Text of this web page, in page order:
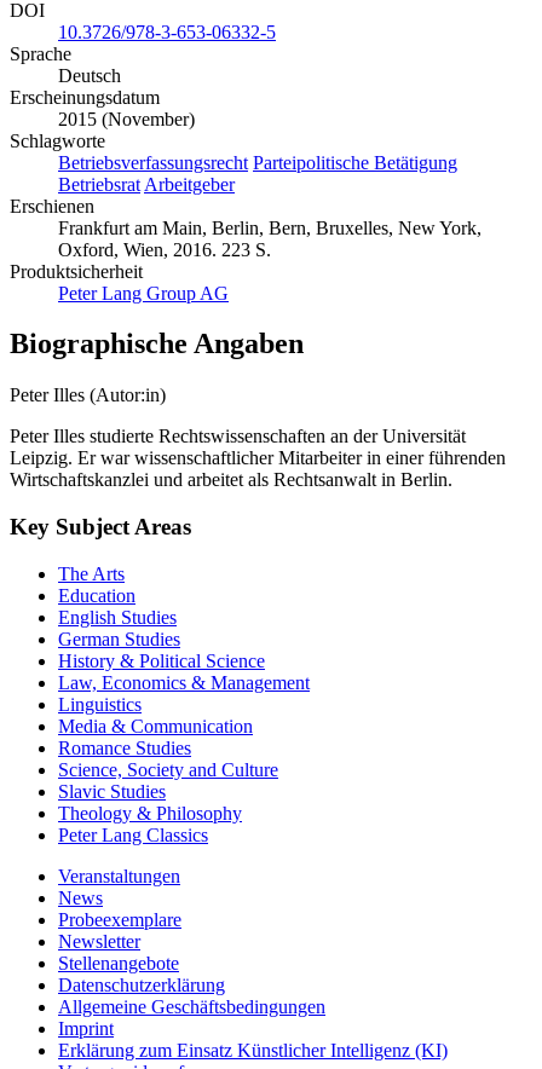
10.3726/978-3-653-06332-5
Sprache
Deutsch
Erscheinungsdatum
2015 (November)
Schlagworte
Betriebsverfassungsrecht
Betriebsrat
Erschienen
Frankfurt am Main, Berlin, Bern, Bruxelles, New York,
Oxford, Wien, 2016. 223 S.
Produktsicherheit
Biographische Angaben
Peter Illes studierte Rechtswissenschaften an der Universität
Leipzig. Er war wissenschaftlicher Mitarbeiter in einer führenden
The Arts
Education
English Studies
German Studies
History & Political Science
Law, Economics & Management
Linguistics
Media & Communication
Romance Studies
Science, Society and Culture
Slavic Studies
Theology & Philosophy
Veranstaltungen
News
Probeexemplare
Newsletter
Stellenangebote
Datenschutzerklärung
Allgemeine Geschäftsbedingungen
Imprint